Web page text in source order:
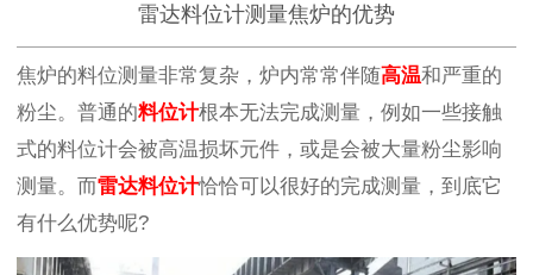
雷达料位计测量焦炉的优势
焦炉的料位测量非常复杂，炉内常常伴随高温和严重的
粉尘。普通的料位计根本无法完成测量，例如一些接触
式的料位计会被高温损坏元件，或是会被大量粉尘影响
测量。而雷达料位计恰恰可以很好的完成测量，到底它
有什么优势呢?